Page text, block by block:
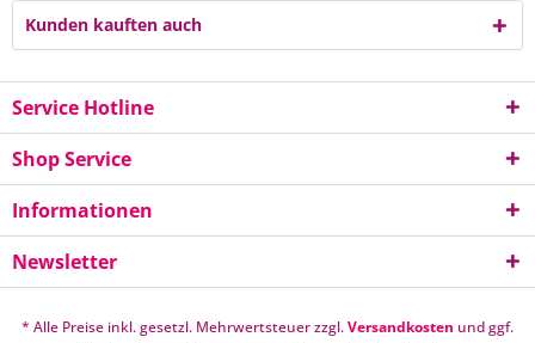
Kunden kauften auch
Service Hotline
Shop Service
Informationen
Newsletter
* Alle Preise inkl. gesetzl. Mehrwertsteuer zzgl.Versandkosten und ggf.